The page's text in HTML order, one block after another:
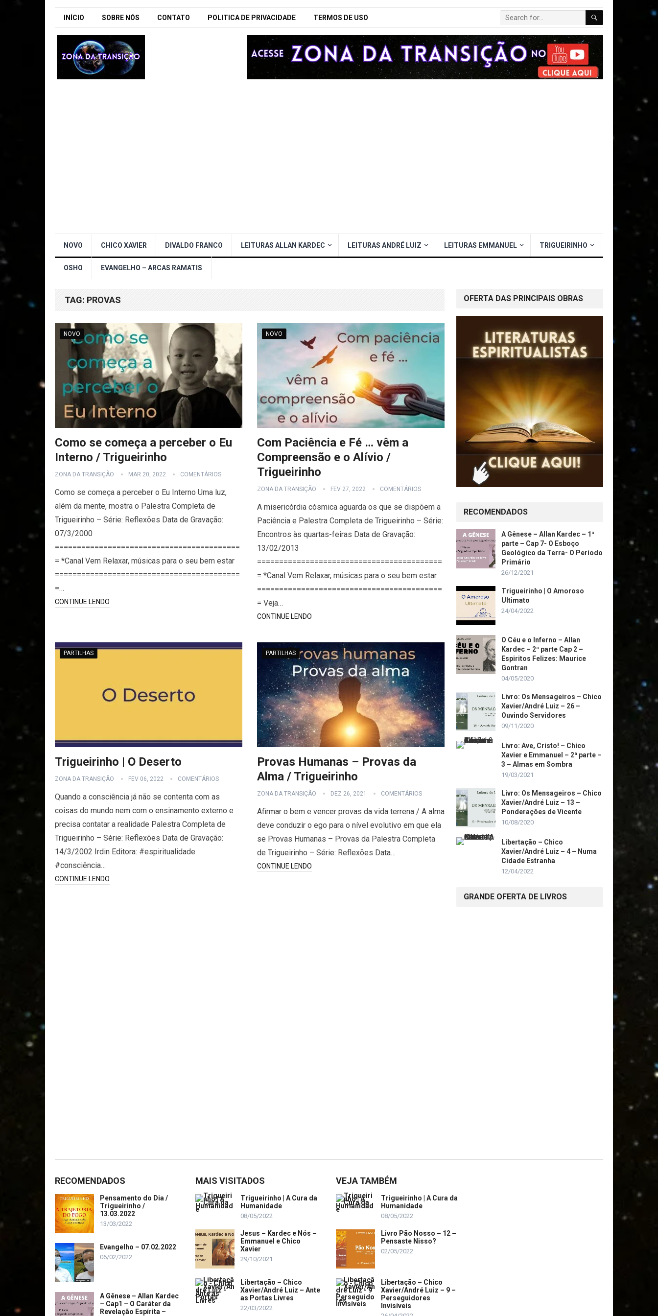
INÍCIO SOBRE NÓS CONTATO POLITICA DE PRIVACIDADE TERMOS DE USO
NOVO CHICO XAVIER DIVALDO FRANCO LEITURAS ALLAN KARDEC LEITURAS ANDRÉ LUIZ LEITURAS EMMANUEL TRIGUEIRINHO
OSHO EVANGELHO – ARCAS RAMATIS
TAG: PROVAS
NOVO
Como se começa a perceber o Eu
Interno / Trigueirinho
ZONA DA TRANSIÇÃO MAR 20, 2022 COMENTÁRIOS
Como se começa a perceber o Eu Interno Uma luz,
além da mente, mostra o Palestra Completa de
Trigueirinho – Série: Reflexões Data de Gravação:
07/3/2000
==========================================
= *Canal Vem Relaxar, músicas para o seu bem estar
==========================================
=…
CONTINUE LENDO
NOVO
Com Paciência e Fé … vêm a
Compreensão e o Alívio /
Trigueirinho
ZONA DA TRANSIÇÃO FEV 27, 2022 COMENTÁRIOS
A misericórdia cósmica aguarda os que se dispõem a
Paciência e Palestra Completa de Trigueirinho – Série:
Encontros às quartas-feiras Data de Gravação:
13/02/2013
==========================================
= *Canal Vem Relaxar, músicas para o seu bem estar
==========================================
= Veja…
CONTINUE LENDO
PARTILHAS
Trigueirinho | O Deserto
ZONA DA TRANSIÇÃO FEV 06, 2022 COMENTÁRIOS
Quando a consciência já não se contenta com as
coisas do mundo nem com o ensinamento externo e
precisa contatar a realidade Palestra Completa de
Trigueirinho – Série: Reflexões Data de Gravação:
14/3/2002 Irdin Editora: #espiritualidade
#consciência…
CONTINUE LENDO
PARTILHAS
Provas Humanas – Provas da
Alma / Trigueirinho
ZONA DA TRANSIÇÃO DEZ 26, 2021 COMENTÁRIOS
Afirmar o bem e vencer provas da vida terrena / A alma
deve conduzir o ego para o nível evolutivo em que ela
se Provas Humanas – Provas da Palestra Completa
de Trigueirinho – Série: Reflexões Data…
CONTINUE LENDO
OFERTA DAS PRINCIPAIS OBRAS
RECOMENDADOS
A Gênese – Allan Kardec – 1ª
parte – Cap 7- O Esboço
Geológico da Terra- O Período
Primário
26/12/2021
Trigueirinho | O Amoroso
Ultimato
24/04/2022
O Céu e o Inferno – Allan
Kardec – 2ª parte Cap 2 –
Espiritos Felizes: Maurice
Gontran
04/05/2020
Livro: Os Mensageiros – Chico
Xavier/André Luiz – 26 –
Ouvindo Servidores
09/11/2020
Livro: Ave, Cristo! – Chico
Xavier e Emmanuel – 2ª parte –
3 – Almas em Sombra
19/03/2021
Livro: Os Mensageiros – Chico
Xavier/André Luiz – 13 –
Ponderações de Vicente
10/08/2020
Libertação – Chico
Xavier/André Luiz – 4 – Numa
Cidade Estranha
12/04/2022
GRANDE OFERTA DE LIVROS
RECOMENDADOS
Pensamento do Dia /
Trigueirinho /
13.03.2022
13/03/2022
Evangelho – 07.02.2022
06/02/2022
A Gênese – Allan Kardec
– Cap1 – O Caráter da
Revelação Espírita –
MAIS VISITADOS
Trigueirinho | A Cura da
Humanidade
08/05/2022
Jesus – Kardec e Nós –
Emmanuel e Chico
Xavier
29/10/2021
Libertação – Chico
Xavier/André Luiz – Ante
as Portas Livres
22/03/2022
VEJA TAMBÉM
Trigueirinho | A Cura da
Humanidade
08/05/2022
Livro Pão Nosso – 12 –
Pensaste Nisso?
02/05/2022
Libertação – Chico
Xavier/André Luiz – 9 –
Perseguidores
Invisíveis